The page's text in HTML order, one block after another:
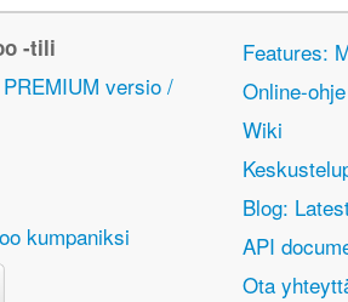
-tili
versio /
kumpaniksi
Features:
Online-ohje
Wiki
Blog:
API
Ota